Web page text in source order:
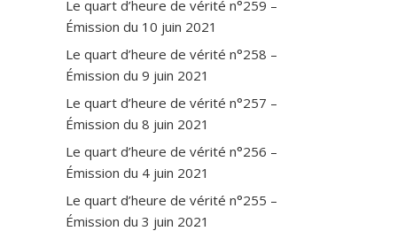
Le quart d’heure de vérité n°259 –
Émission du 10 juin 2021
Le quart d’heure de vérité n°258 –
Émission du 9 juin 2021
Le quart d’heure de vérité n°257 –
Émission du 8 juin 2021
Le quart d’heure de vérité n°256 –
Émission du 4 juin 2021
Le quart d’heure de vérité n°255 –
Émission du 3 juin 2021